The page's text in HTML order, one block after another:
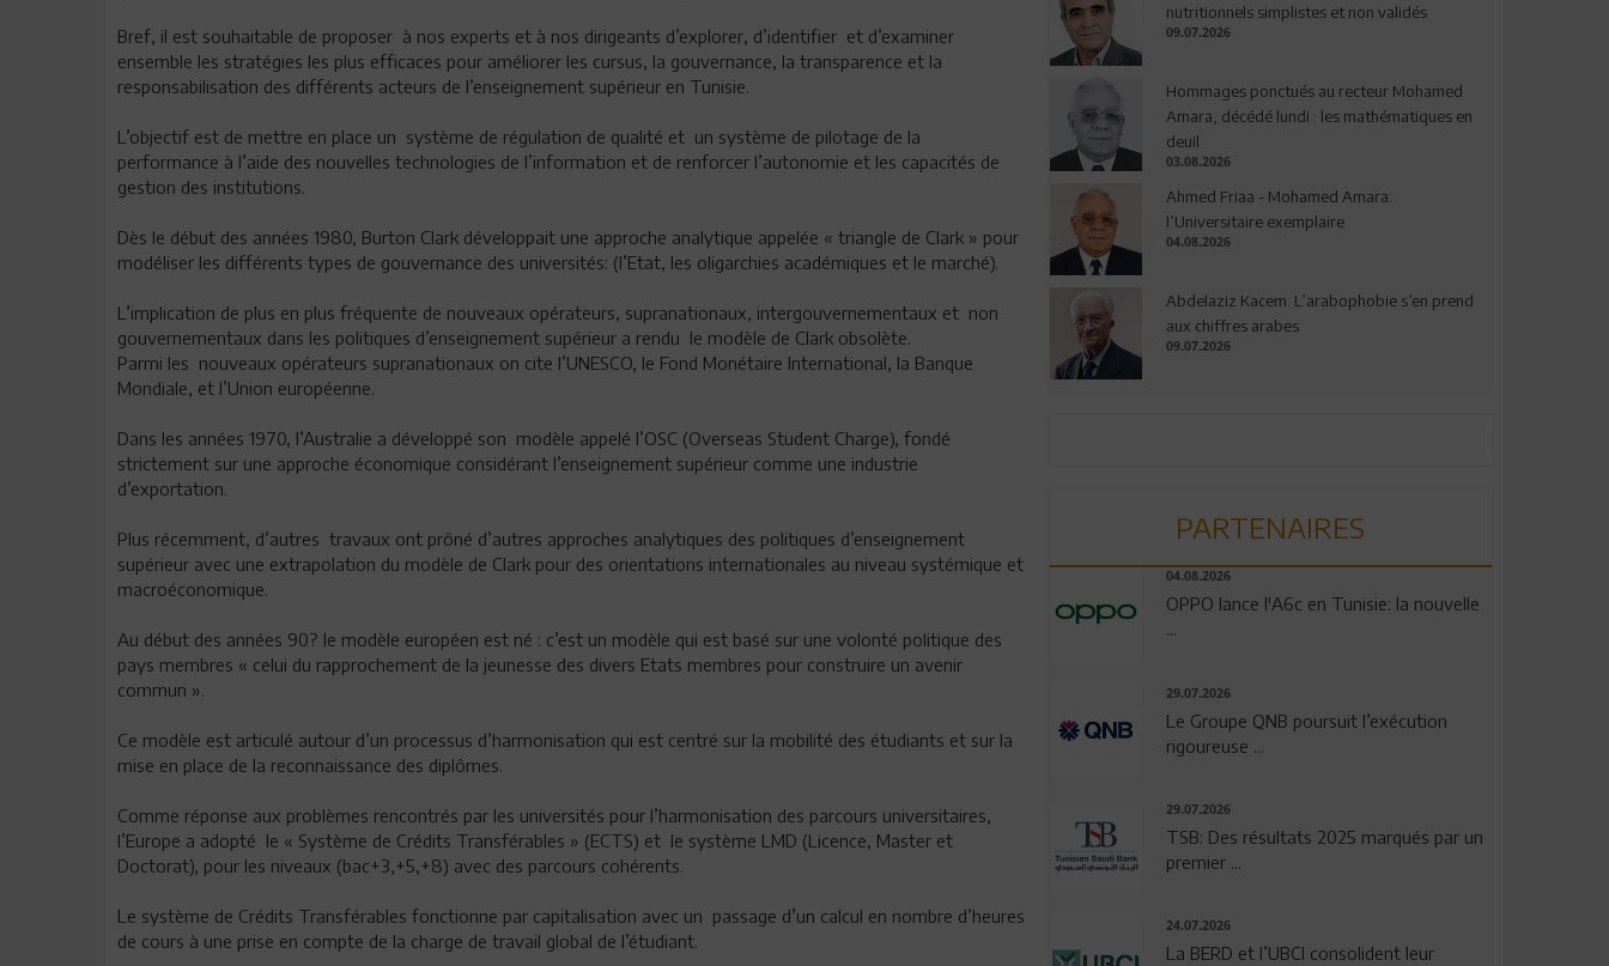
Bref, il est souhaitable de proposer à nos experts et à nos dirigeants d’explorer, d’identifier et d’examiner
ensemble les stratégies les plus efficaces pour améliorer les cursus, la gouvernance, la transparence et la
responsabilisation des différents acteurs de l’enseignement supérieur en Tunisie.
L’objectif est de mettre en place un système de régulation de qualité et un système de pilotage de la
performance à l’aide des nouvelles technologies de l’information et de renforcer l’autonomie et les capacités de
gestion des institutions.
Dès le début des années 1980, Burton Clark développait une approche analytique appelée « triangle de Clark » pour
modéliser les différents types de gouvernance des universités: (l’Etat, les oligarchies académiques et le marché).
L’implication de plus en plus fréquente de nouveaux opérateurs, supranationaux, intergouvernementaux et non
gouvernementaux dans les politiques d’enseignement supérieur a rendu le modèle de Clark obsolète.
Parmi les nouveaux opérateurs supranationaux on cite l’UNESCO, le Fond Monétaire International, la Banque
Mondiale, et l’Union européenne.
Dans les années 1970, l’Australie a développé son modèle appelé l’OSC (Overseas Student Charge), fondé
strictement sur une approche économique considérant l’enseignement supérieur comme une industrie
d’exportation.
Plus récemment, d’autres travaux ont prôné d’autres approches analytiques des politiques d’enseignement
supérieur avec une extrapolation du modèle de Clark pour des orientations internationales au niveau systémique et
macroéconomique.
Au début des années 90? le modèle européen est né : c’est un modèle qui est basé sur une volonté politique des
pays membres « celui du rapprochement de la jeunesse des divers Etats membres pour construire un avenir
commun ».
Ce modèle est articulé autour d’un processus d’harmonisation qui est centré sur la mobilité des étudiants et sur la
mise en place de la reconnaissance des diplômes.
Comme réponse aux problèmes rencontrés par les universités pour l’harmonisation des parcours universitaires,
l’Europe a adopté le « Système de Crédits Transférables » (ECTS) et le système LMD (Licence, Master et
Doctorat), pour les niveaux (bac+3,+5,+8) avec des parcours cohérents.
Le système de Crédits Transférables fonctionne par capitalisation avec un passage d’un calcul en nombre d’heures
de cours à une prise en compte de la charge de travail global de l’étudiant.
nutritionnels simplistes et non validés
09.07.2026
Hommages ponctués au recteur Mohamed
Amara, décédé lundi : les mathématiques en
deuil
03.08.2026
Ahmed Friaa - Mohamed Amara:
l’Universitaire exemplaire
04.08.2026
Abdelaziz Kacem: L’arabophobie s’en prend
aux chiffres arabes
09.07.2026
PARTENAIRES
04.08.2026
OPPO lance l'A6c en Tunisie: la nouvelle
...
29.07.2026
Le Groupe QNB poursuit l’exécution
rigoureuse ...
29.07.2026
TSB: Des résultats 2025 marqués par un
premier ...
24.07.2026
La BERD et l’UBCI consolident leur